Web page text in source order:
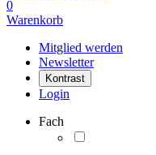
0
Warenkorb
Mitglied werden
Newsletter
Kontrast
Login
Fach